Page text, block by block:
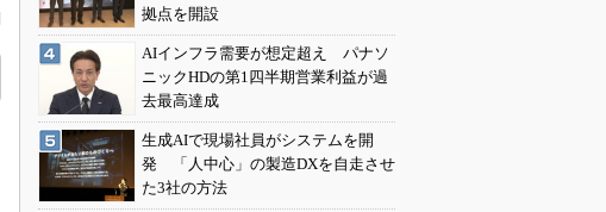
拠点を開設
AIインフラ需要が想定超え パナソ
ニックHDの第1四半期営業利益が過
去最高達成
生成AIで現場社員がシステムを開
発 「人中心」の製造DXを自走させ
た3社の方法